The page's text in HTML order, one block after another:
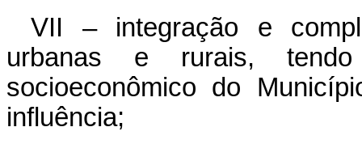
VII – integração e
urbanas e rurais,
socioeconômico do
influência;